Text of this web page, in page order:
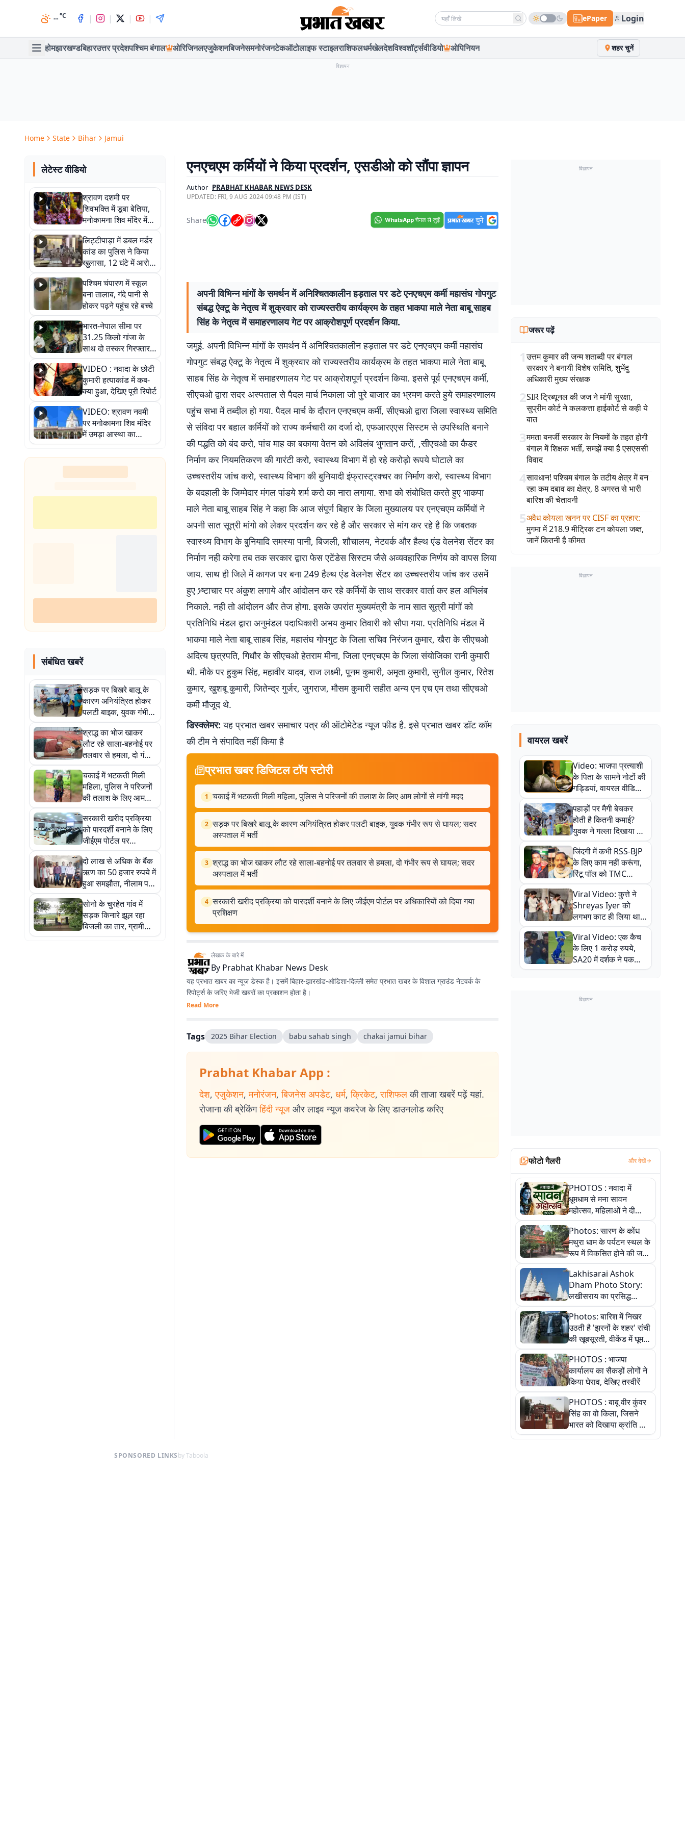
--°C | | | | Search news ePaper Login
होमझारखण्डबिहारउत्तर प्रदेशपश्चिम बंगाल ओरिजिनलएजुकेशनबिजनेसमनोरंजनटेकऑटोलाइफ स्टाइलराशिफलधर्मखेलदेशविश्वशॉर्ट्सवीडियो ओपिनियन शहर चुनें
विज्ञापन
Home State Bihar Jamui
लेटेस्ट वीडियो
श्रावण दशमी पर
शिवभक्ति में डूबा बेतिया,
मनोकामना शिव मंदिर में
हुआ भव्य श्रृंगार
लिट्टीपाड़ा में डबल मर्डर
कांड का पुलिस ने किया
खुलासा, 12 घंटे में आरोपी
गिरफ्तार
पश्चिम चंपारण में स्कूल
बना तालाब, गंदे पानी से
होकर पढ़ने पहुंच रहे बच्चे
भारत-नेपाल सीमा पर
31.25 किलो गांजा के
साथ दो तस्कर गिरफ्तार,
नेपाली नंबर की बाइक
जब्त
VIDEO : नवादा के छोटी
कुमारी हत्याकांड में कब-
क्या हुआ, देखिए पूरी रिपोर्ट
VIDEO: श्रावण नवमी
पर मनोकामना शिव मंदिर
में उमड़ा आस्था का
सैलाब, हर-हर महादेव के
जयघोष से गूंजा परिसर
संबंधित खबरें
सड़क पर बिखरे बालू के
कारण अनियंत्रित होकर
पलटी बाइक, युवक गंभीर
रूप से घायल; सदर
अस्पताल में भर्ती
श्राद्ध का भोज खाकर
लौट रहे साला-बहनोई पर
तलवार से हमला, दो गंभीर
रूप से घायल; सदर
अस्पताल में भर्ती
चकाई में भटकती मिली
महिला, पुलिस ने परिजनों
की तलाश के लिए आम
लोगों से मांगी मदद
सरकारी खरीद प्रक्रिया
को पारदर्शी बनाने के लिए
जीईएम पोर्टल पर
अधिकारियों को दिया गया
प्रशिक्षण
दो लाख से अधिक के बैंक
ऋण का 50 हजार रुपये में
हुआ समझौता, नीलाम पत्र
न्यायालय में बनी सहमति
सोनो के चुरहेत गांव में
सड़क किनारे झूल रहा
बिजली का तार, ग्रामीणों
ने जताई हादसे की आशंका
एनएचएम कर्मियों ने किया प्रदर्शन, एसडीओ को सौंपा ज्ञापन
Author PRABHAT KHABAR NEWS DESK
UPDATED: FRI, 9 AUG 2024 09:48 PM (IST)
Share
अपनी विभिन्न मांगों के समर्थन में अनिश्चितकालीन हड़ताल पर डटे एनएचएम कर्मी महासंघ गोपगुट
संबद्ध ऐक्टू के नेतृत्व में शुक्रवार को राज्यस्तरीय कार्यक्रम के तहत भाकपा माले नेता बाबू साहब
सिंह के नेतृत्व में समाहरणालय गेट पर आक्रोशपूर्ण प्रदर्शन किया.
जमुई. अपनी विभिन्न मांगों के समर्थन में अनिश्चितकालीन हड़ताल पर डटे एनएचएम कर्मी महासंघ
गोपगुट संबद्ध ऐक्टू के नेतृत्व में शुक्रवार को राज्यस्तरीय कार्यक्रम के तहत भाकपा माले नेता बाबू
साहब सिंह के नेतृत्व में समाहरणालय गेट पर आक्रोशपूर्ण प्रदर्शन किया. इससे पूर्व एनएचएम कर्मी,
सीएचओ द्वारा सदर अस्पताल से पैदल मार्च निकाला जो पुरे बाजार का भ्रमण करते हुये समाहरणालय
पहुंच सभा में तब्दील हो गया. पैदल मार्च के दौरान एनएचएम कर्मी, सीएचओ द्वारा जिला स्वास्थ्य समिति
से संविदा पर बहाल कर्मियों को राज्य कर्मचारी का दर्जा दो, एफआरएएस सिस्टम से उपस्थिति बनाने
की पद्धति को बंद करो, पांच माह का बकाया वेतन को अविलंब भुगतान करों, ,सीएचओ का कैडर
निर्माण कर नियमतिकरण की गारंटी करो, स्वास्थ्य विभाग में हो रहे करोड़ो रूपये घोटाले का
उच्चस्तरीय जांच करो, स्वास्थ्य विभाग की बुनियादी इंफ्रास्ट्रक्चर का निर्माण करो, स्वास्थ्य विभाग
के बदहाली के जिम्मेदार मंगल पांडये शर्म करो का नारा लगाया. सभा को संबोधित करते हुए भाकपा
माले नेता बाबू साहब सिंह ने कहा कि आज संपूर्ण बिहार के जिला मुख्यालय पर एनएचएम कर्मियों ने
अपनी सात सूत्री मांगो को लेकर प्रदर्शन कर रहे है और सरकार से मांग कर रहे है कि जबतक
स्वास्थ्य विभाग के बुनियादि समस्या पानी, बिजली, शौचालय, नेटवर्क और हैल्थ एंड वेलनेश सेंटर का
निर्माण नही करेगा तब तक सरकार द्वारा फेस एटेंडेस सिस्टम जैसे अव्यवहारिक निर्णय को वापस लिया
जाय. साथ ही जिले में कागज पर बना 249 हैल्थ एंड वेलनेश सेंटर का उच्चस्तरीय जांच कर उसमें
हुए भ्र्ष्टाचार पर अंकुश लगाये और आंदोलन कर रहे कर्मियों के साथ सरकार वार्ता कर हल अभिलंब
निकाले. नही तो आंदोलन और तेज होगा. इसके उपरांत मुख्यमंत्री के नाम सात सूत्री मांगों को
प्रतिनिधि मंडल द्वारा अनुमंडल पदाधिकारी अभय कुमार तिवारी को सौपा गया. प्रतिनिधि मंडल में
भाकपा माले नेता बाबू साहब सिंह, महासंघ गोपगुट के जिला सचिव निरंजन कुमार, खैरा के सीएचओ
अदित्य छ्त्रपति, गिधौर के सीएचओ हेतराम मीना, जिला एनएचएम के जिला संयोजिका रानी कुमारी
थी. मौके पर हुकुम सिंह, महावीर यादव, राज लक्ष्मी, पूनम कुमारी, अमृता कुमारी, सुनील कुमार, रितेश
कुमार, खुशबू कुमारी, जितेन्द्र गुर्जर, जुगराज, मौसम कुमारी सहीत अन्य एन एच एम तथा सीएचओ
कर्मी मौजूद थे.
डिस्क्लेमर: यह प्रभात खबर समाचार पत्र की ऑटोमेटेड न्यूज फीड है. इसे प्रभात खबर डॉट कॉम
की टीम ने संपादित नहीं किया है
प्रभात खबर डिजिटल टॉप स्टोरी
1 चकाई में भटकती मिली महिला, पुलिस ने परिजनों की तलाश के लिए आम लोगों से मांगी मदद
2 सड़क पर बिखरे बालू के कारण अनियंत्रित होकर पलटी बाइक, युवक गंभीर रूप से घायल; सदर
अस्पताल में भर्ती
3 श्राद्ध का भोज खाकर लौट रहे साला-बहनोई पर तलवार से हमला, दो गंभीर रूप से घायल; सदर
अस्पताल में भर्ती
4 सरकारी खरीद प्रक्रिया को पारदर्शी बनाने के लिए जीईएम पोर्टल पर अधिकारियों को दिया गया
प्रशिक्षण
लेखक के बारे में
By Prabhat Khabar News Desk
यह प्रभात खबर का न्यूज डेस्क है। इसमें बिहार-झारखंड-ओडिशा-दिल्‍ली समेत प्रभात खबर के विशाल ग्राउंड नेटवर्क के
रिपोर्ट्स के जरिए भेजी खबरों का प्रकाशन होता है।
Read More
Tags 2025 Bihar Election babu sahab singh chakai jamui bihar
Prabhat Khabar App :
देश, एजुकेशन, मनोरंजन, बिजनेस अपडेट, धर्म, क्रिकेट, राशिफल की ताजा खबरें पढ़ें यहां.
रोजाना की ब्रेकिंग हिंदी न्यूज और लाइव न्यूज कवरेज के लिए डाउनलोड करिए
विज्ञापन
जरूर पढ़ें
1उत्तम कुमार की जन्म शताब्दी पर बंगाल
सरकार ने बनायी विशेष समिति, शुभेंदु
अधिकारी मुख्य संरक्षक
2SIR ट्रिब्यूनल की जज ने मांगी सुरक्षा,
सुप्रीम कोर्ट ने कलकत्ता हाईकोर्ट से कही ये
बात
3ममता बनर्जी सरकार के नियमों के तहत होगी
बंगाल में शिक्षक भर्ती, समझें क्या है एसएससी
विवाद
4सावधान! पश्चिम बंगाल के तटीय क्षेत्र में बन
रहा कम दबाव का क्षेत्र, 8 अगस्त से भारी
बारिश की चेतावनी
5अवैध कोयला खनन पर CISF का प्रहार:
मुगमा में 218.9 मीट्रिक टन कोयला जब्त,
जानें कितनी है कीमत
विज्ञापन
वायरल खबरें
Video: भाजपा प्रत्याशी
के पिता के सामने नोटों की
गड्डियां, वायरल वीडियो
से राजनीति में उबाल,
अजित महतो बोले- TMC
की गंदी चाल
पहाड़ों पर मैगी बेचकर
होती है कितनी कमाई?
युवक ने गल्ला दिखाया तो
नौकरी वालों के खड़े हो गए
कान
जिंदगी में कभी RSS-BJP
के लिए काम नहीं करूंगा,
रिंटू पॉल को TMC
ऑफिस में ले जाकर पीटा,
Video वायरल
Viral Video: कुत्ते ने
Shreyas Iyer को
लगभग काट ही लिया था,
न्यूजीलैंड सीरीज से पहले
बाल-बाल बचे
Viral Video: एक कैच
के लिए 1 करोड़ रुपये,
SA20 में दर्शक ने पकड़ा
एक हाथ से गजब का कैच
विज्ञापन
फोटो गैलरी और देखें
PHOTOS : नवादा में
धूमधाम से मना सावन
महोत्सव, महिलाओं ने दी
सांस्कृतिक प्रस्तुतियां
Photos: सारण के कोंध
मथुरा धाम के पर्यटन स्थल के
रूप में विकसित होने की जगी
आस, 9 तस्वीरों में देखें पूरी
कहानी
Lakhisarai Ashok
Dham Photo Story:
लखीसराय का प्रसिद्ध
अशोक धाम—आस्था,
श्रृंगार, अनुष्ठान और
अलौकिक संध्या आरती के
विहंगम दृश्य
Photos: बारिश में निखर
उठती है 'झरनों के शहर' रांची
की खूबसूरती, वीकेंड में घूम
आएं ये 5 वादियां
PHOTOS : भाजपा
कार्यालय का सैकड़ों लोगों ने
किया घेराव, देखिए तस्वीरें
PHOTOS : बाबू वीर कुंवर
सिंह का वो किला, जिसने
भारत को दिखाया क्रांति का
रास्ता: तस्वीरों में देखिए
SPONSORED LINKSby Taboola